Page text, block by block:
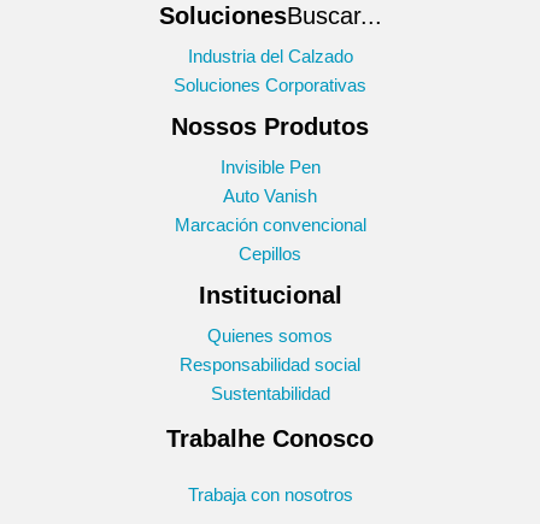
SolucionesBuscar...
Industria del Calzado
Soluciones Corporativas
Nossos Produtos
Invisible Pen
Auto Vanish
Marcación convencional
Cepillos
Institucional
Quienes somos
Responsabilidad social
Sustentabilidad
Trabalhe Conosco
Trabaja con nosotros